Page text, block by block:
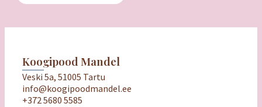
Koogipood Mandel
Veski 5a, 51005 Tartu
info@koogipoodmandel.ee
+372 5680 5585